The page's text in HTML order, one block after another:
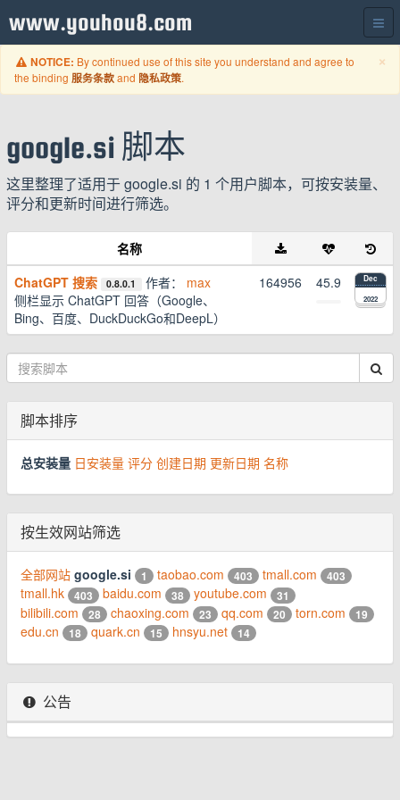
www.youhou8.com
×
NOTICE: By continued use of this site you understand and agree to
the binding 服务条款and 隐私政策.
google.si 脚本
这里整理了适用于 google.si 的 1 个用户脚本，可按安装量、
评分和更新时间进行筛选。
名称
ChatGPT 搜索
0.8.0.1 作者： max
侧栏显示 ChatGPT 回答（Google、
Bing、百度、DuckDuckGo和DeepL）
164956 45.9 Dec
2022
脚本排序
总安装量 日安装量 评分 创建日期 更新日期 名称
按生效网站筛选
全部网站 google.si 1 taobao.com 403 tmall.com 403
tmall.hk 403 baidu.com 38 youtube.com 31
bilibili.com 28 chaoxing.com 23 qq.com 20 torn.com 19
edu.cn 18 quark.cn 15 hnsyu.net 14
公告